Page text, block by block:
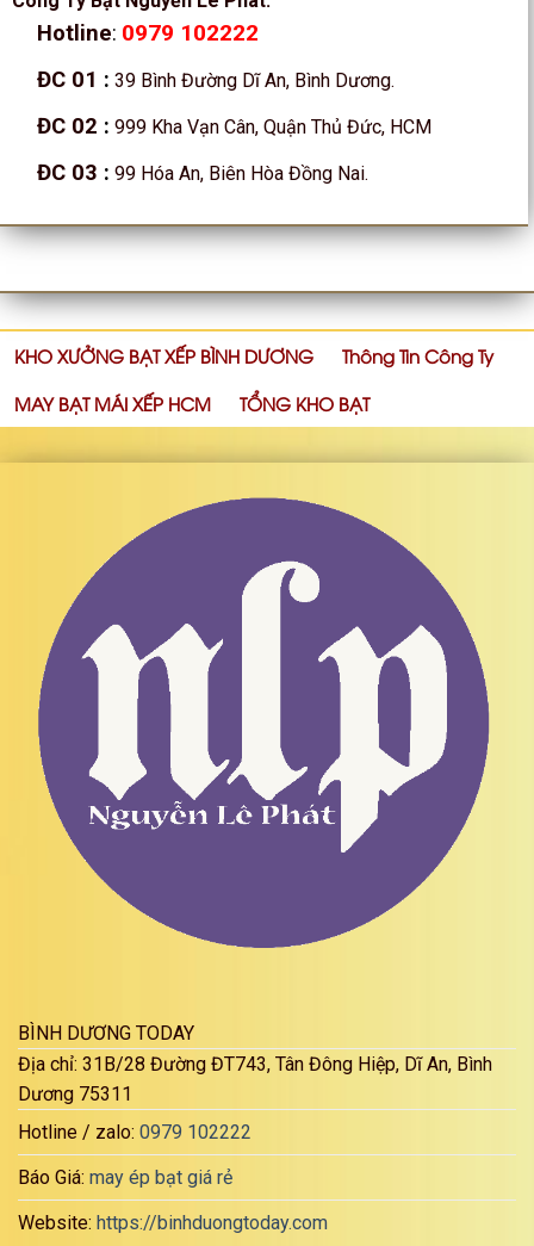
Địa Chỉ May Ép Bạt Xếp
địa chỉ cung cấp bạt xếp di động
Cung cấp các loại bạt toàn quốc
Công Ty Bạt Nguyễn Lê Phát.
Hotline 0979 102222
ĐC 01 39 Bình Đường Dĩ An, Bình Dương.
ĐC 02 :999 Kha Vạn Cân, Quận Thủ Đức, HCM
ĐC 03 99 Hóa An, Biên Hòa Đồng Nai.
KHO XƯỞNG BẠT XẾP BÌNH DƯƠNG
MAY BẠT MÁI XẾP HCM
TỔNG KHO BẠT